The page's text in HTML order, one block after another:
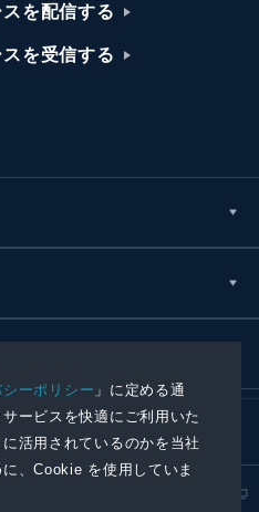
ーポリシー 」に定める通
ービスを快適にご利用いた
活用されているのかを当社
、Cookie を使用していま
を配信する
を受信する